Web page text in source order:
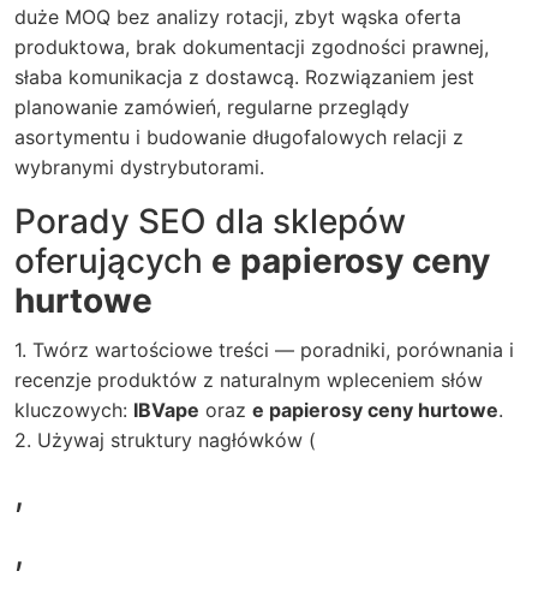
duże MOQ bez analizy rotacji, zbyt wąska oferta
produktowa, brak dokumentacji zgodności prawnej,
słaba komunikacja z dostawcą. Rozwiązaniem jest
planowanie zamówień, regularne przeglądy
asortymentu i budowanie długofalowych relacji z
wybranymi dystrybutorami.
Porady SEO dla sklepów
oferujących e papierosy ceny
hurtowe
1. Twórz wartościowe treści — poradniki, porównania i
recenzje produktów z naturalnym wpleceniem słów
kluczowych: IBVape oraz e papierosy ceny hurtowe.
2. Używaj struktury nagłówków (
,
,